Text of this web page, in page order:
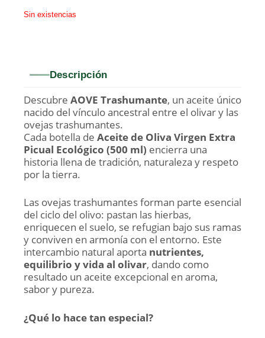
Sin existencias
Descripción
Descubre AOVE Trashumante, un aceite único
nacido del vínculo ancestral entre el olivar y las
ovejas trashumantes.
Cada botella de Aceite de Oliva Virgen Extra
Picual Ecológico (500 ml) encierra una
historia llena de tradición, naturaleza y respeto
por la tierra.
Las ovejas trashumantes forman parte esencial
del ciclo del olivo: pastan las hierbas,
enriquecen el suelo, se refugian bajo sus ramas
y conviven en armonía con el entorno. Este
intercambio natural aporta nutrientes,
equilibrio y vida al olivar, dando como
resultado un aceite excepcional en aroma,
sabor y pureza.
¿Qué lo hace tan especial?